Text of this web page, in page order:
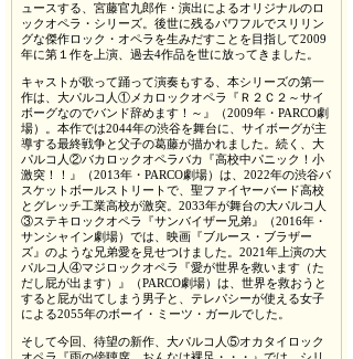
ュースする、宮藤官九郎作・演出によるオリジナルのロ
ックオペラ・シリーズ。後世に残るパワフルでスリリン
グな傑作ロック・オペラを生みだすことを目指して2009
年に第１作を上演、過去4作品を世に放ってきました。
キャストが歌って踊って演奏もする、本シリーズの第一
作は、大パルコ人①メカロックオペラ『Ｒ２Ｃ２～サイ
ボーグなのでバンド辞めます！～』（2009年・PARCO劇
場）。本作では2044年の渋谷を舞台に、サイボーグが主
導する最終戦争と父子の葛藤が描かれました。続く、大
パルコ人②バカロックオペラバカ『高校中パニック！小
激突！！』（2013年・PARCO劇場）は、2022年の渋谷バ
スケットボールストリートで、聖ファイヤーバード高校
とグレッチ工業高校が激突。2033年が舞台の大パルコ人
③ステキロックオペラ『サンバイザー兄弟』（2016年・
サンシャイン劇場）では、映画『ブルース・ブラザー
ズ』のような兄弟愛を見せつけました。2021年上演の大
パルコ人④マジロックオペラ『愛が世界を救います（た
だし屁が出ます）』（PARCO劇場）は、世界を救おうと
すると屁が出てしまう男子と、テレパシーが使える女子
による2055年のボーイ・ミーツ・ガールでした。
そして今回、待望の新作、大パルコ人⑤オカタイロック